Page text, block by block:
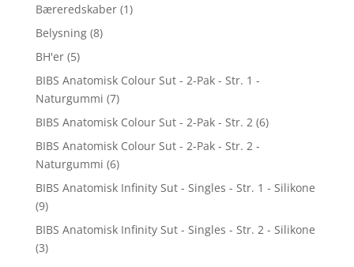
Bæreredskaber (1)
Belysning (8)
BH'er (5)
BIBS Anatomisk Colour Sut - 2-Pak - Str. 1 -
Naturgummi (7)
BIBS Anatomisk Colour Sut - 2-Pak - Str. 2 (6)
BIBS Anatomisk Colour Sut - 2-Pak - Str. 2 -
Naturgummi (6)
BIBS Anatomisk Infinity Sut - Singles - Str. 1 - Silikone
(9)
BIBS Anatomisk Infinity Sut - Singles - Str. 2 - Silikone
(3)